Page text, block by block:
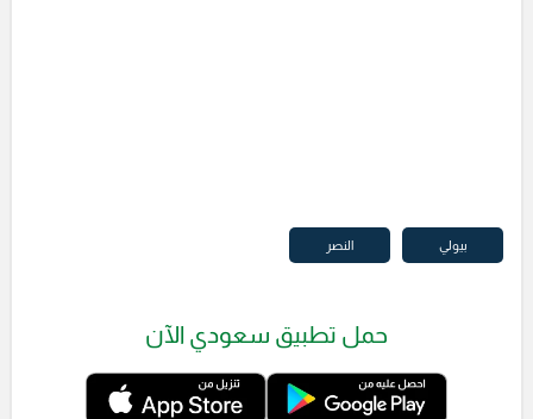
بيولي النصر
حمل تطبيق سعودي الآن